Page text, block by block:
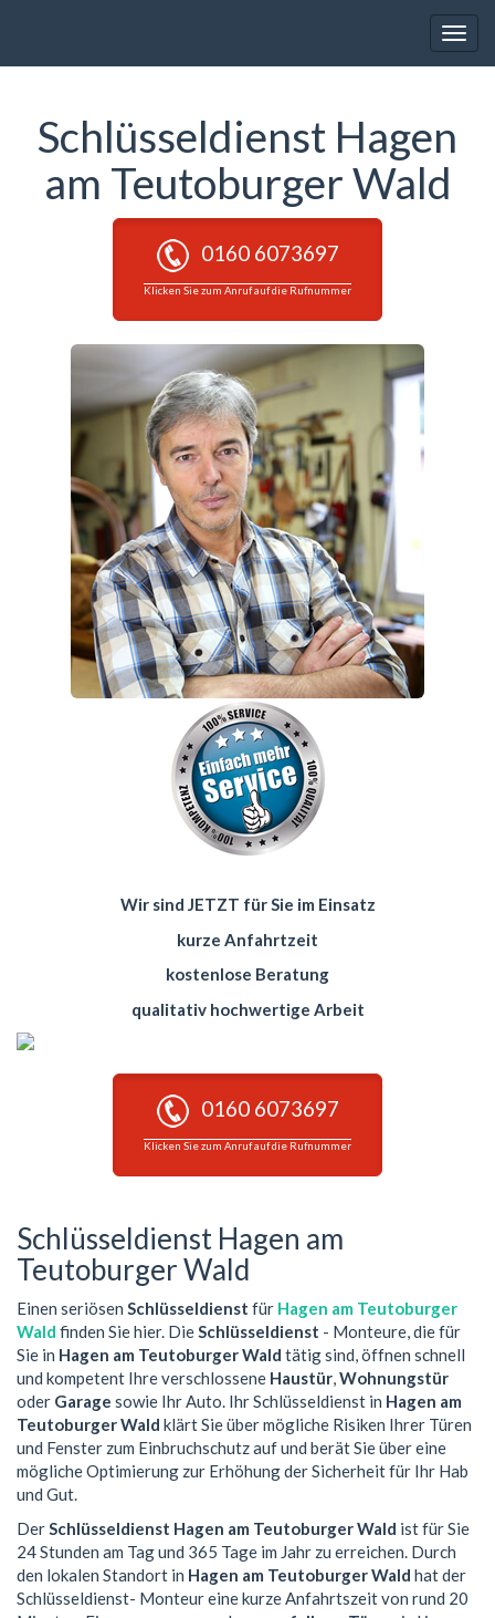
Toggle
Schlüsseldienst Hagen
am Teutoburger Wald
0160 6073697
Klicken Sie zum Anruf auf die Rufnummer
Wir sind JETZT für Sie im Einsatz
kurze Anfahrtzeit
kostenlose Beratung
qualitativ hochwertige Arbeit
0160 6073697
Klicken Sie zum Anruf auf die Rufnummer
Schlüsseldienst Hagen am
Teutoburger Wald
Einen seriösen Schlüsseldienst für Hagen am Teutoburger
Wald finden Sie hier. DieSchlüsseldienst - Monteure, die für
Sie in Hagen am Teutoburger Wald tätig sind, öffnen schnell
und kompetent Ihre verschlossene Haustür,Wohnungstür
oder Garage sowie Ihr Auto. Ihr Schlüsseldienst in Hagen am
Teutoburger Wald klärt Sie über mögliche Risiken Ihrer Türen
und Fenster zum Einbruchschutz auf und berät Sie über eine
mögliche Optimierung zur Erhöhung der Sicherheit für Ihr Hab
und Gut.
DerSchlüsseldienst Hagen am Teutoburger Wald ist für Sie
24 Stunden am Tag und 365 Tage im Jahr zu erreichen. Durch
den lokalen Standort in Hagen am Teutoburger Wald hat der
Schlüsseldienst- Monteur eine kurze Anfahrtszeit von rund 20